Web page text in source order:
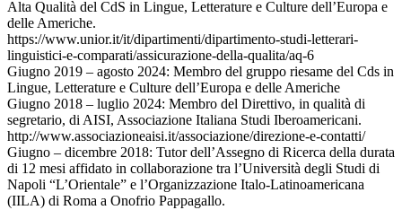
Alta Qualità del CdS in Lingue, Letterature e Culture dell’Europa e
delle Americhe.
https://www.unior.it/it/dipartimenti/dipartimento-studi-letterari-
linguistici-e-comparati/assicurazione-della-qualita/aq-6
Giugno 2019 – agosto 2024: Membro del gruppo riesame del Cds in
Lingue, Letterature e Culture dell’Europa e delle Americhe
Giugno 2018 – luglio 2024: Membro del Direttivo, in qualità di
segretario, di AISI, Associazione Italiana Studi Iberoamericani.
http://www.associazioneaisi.it/associazione/direzione-e-contatti/
Giugno – dicembre 2018: Tutor dell’Assegno di Ricerca della durata
di 12 mesi affidato in collaborazione tra l’Università degli Studi di
Napoli “L’Orientale” e l’Organizzazione Italo-Latinoamericana
(IILA) di Roma a Onofrio Pappagallo.